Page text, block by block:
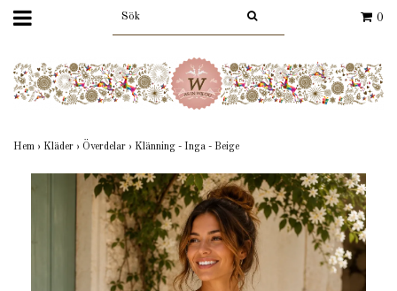
0
Hem › Kläder › Överdelar › Klänning - Inga - Beige